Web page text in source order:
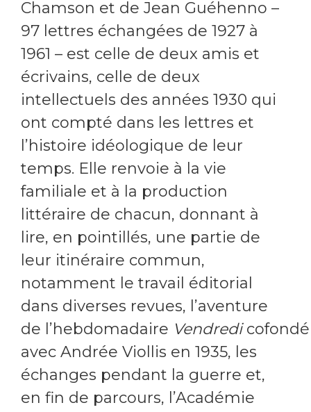
Chamson et de Jean Guéhenno –
97 lettres échangées de 1927 à
1961 – est celle de deux amis et
écrivains, celle de deux
intellectuels des années 1930 qui
ont compté dans les lettres et
l’histoire idéologique de leur
temps. Elle renvoie à la vie
familiale et à la production
littéraire de chacun, donnant à
lire, en pointillés, une partie de
leur itinéraire commun,
notamment le travail éditorial
dans diverses revues, l’aventure
de l’hebdomadaire Vendredicofondé
avec Andrée Viollis en 1935, les
échanges pendant la guerre et,
en fin de parcours, l’Académie